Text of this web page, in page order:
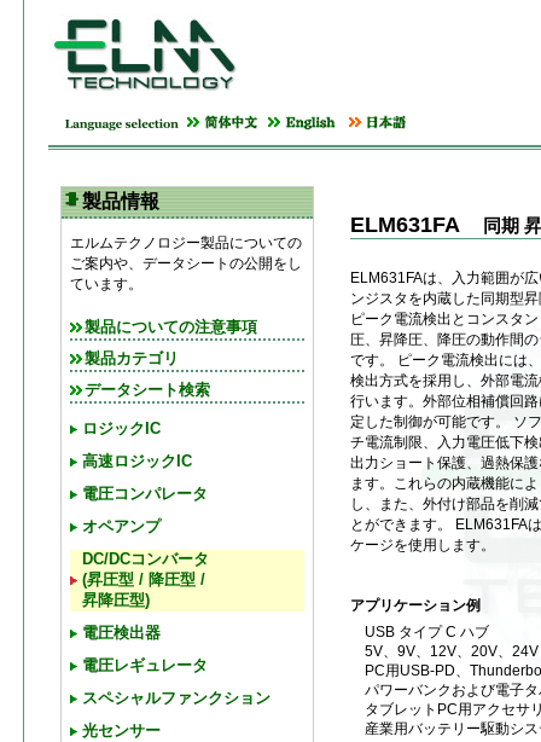
製品情報
エルムテクノロジー製品についての
ご案内や、データシートの公開をし
ています。
製品についての注意事項
製品カテゴリ
データシート検索
ロジックIC
高速ロジックIC
電圧コンパレータ
オペアンプ
DC/DCコンバータ
(昇圧型 / 降圧型 /
昇降圧型)
電圧検出器
電圧レギュレータ
スペシャルファンクション
光センサー
ELM631FA 同期
ELM631FAは、入力範囲が
ンジスタを内蔵した同期型
ピーク電流検出とコンスタ
圧、昇降圧、降圧の動作間
です。 ピーク電流検出には
検出方式を採用し、外部電
行います。外部位相補償回
定した制御が可能です。 ソ
チ電流制限、入力電圧低下
出力ショート保護、過熱保
ます。これらの内蔵機能に
し、また、外付け部品を削
とができます。 ELM631FA
ケージを使用します。
アプリケーション例
USB タイプ C ハブ
5V、9V、12V、20V、24V
PC用USB-PD、
パワーバンクおよび電子
タブレットPC用アクセサ
産業用バッテリー駆動シ